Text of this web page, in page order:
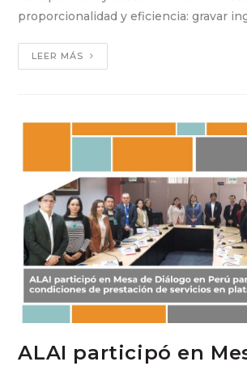
proporcionalidad y eficiencia: gravar
LEER MÁS
ALAI participó en